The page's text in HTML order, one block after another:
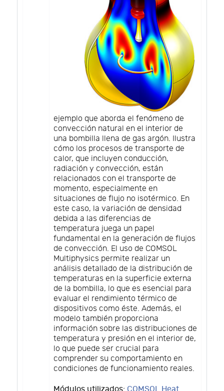
ejemplo que aborda el fenómeno de
convección natural en el interior de
una bombilla llena de gas argón. Ilustra
cómo los procesos de transporte de
calor, que incluyen conducción,
radiación y convección, están
relacionados con el transporte de
momento, especialmente en
situaciones de flujo no isotérmico. En
este caso, la variación de densidad
debida a las diferencias de
temperatura juega un papel
fundamental en la generación de flujos
de convección. El uso de COMSOL
Multiphysics permite realizar un
análisis detallado de la distribución de
temperaturas en la superficie externa
de la bombilla, lo que es esencial para
evaluar el rendimiento térmico de
dispositivos como éste. Además, el
modelo también proporciona
información sobre las distribuciones de
temperatura y presión en el interior de,
lo que puede ser crucial para
comprender su comportamiento en
condiciones de funcionamiento reales.
Módulos utilizados: COMSOL Heat